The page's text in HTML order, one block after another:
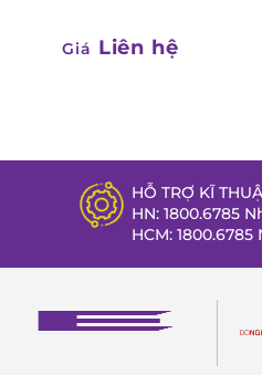
Giá Liên hệ
HỖ TRỢ KĨ
HN: 1800.6785
HCM: